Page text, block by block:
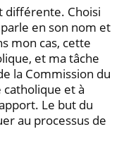
différente. Choisi
en son nom et
mon cas, cette
et ma tâche
la Commission du
et à
Le but du
au processus de